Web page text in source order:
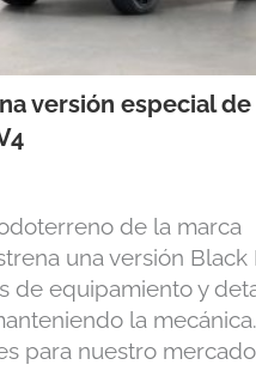
versión especial
de la marca
una versión Black
de equipamiento y
la mecánica.
para nuestro